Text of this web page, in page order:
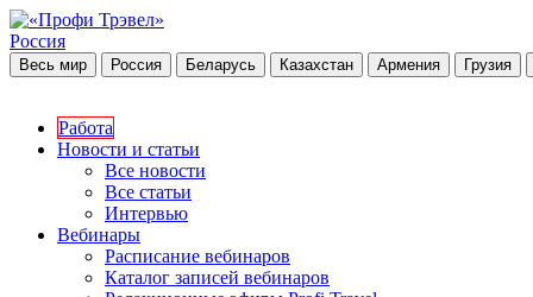
Россия
Весь мир Россия Беларусь Казахстан Армения Грузия
Работа
Новости и статьи
Все новости
Все статьи
Интервью
Вебинары
Расписание вебинаров
Каталог записей вебинаров